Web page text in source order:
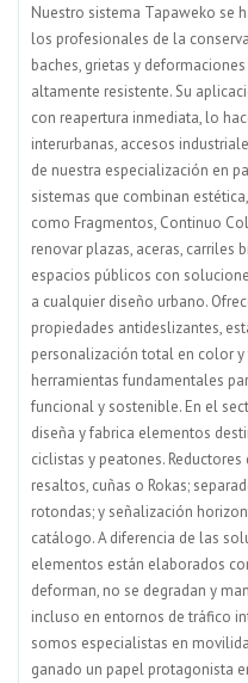
Nuestro sistema Tapaweko se
los profesionales de la
baches, grietas y
altamente resistente. Su
con reapertura inmediata, lo
interurbanas, accesos
de nuestra especialización en
sistemas que combinan
como Fragmentos, Continuo
renovar plazas, aceras, carriles
espacios públicos con
a cualquier diseño urbano.
propiedades antideslizantes,
personalización total en color
herramientas fundamentales
funcional y sostenible. En el
diseña y fabrica elementos
ciclistas y peatones.
resaltos, cuñas o Rokas;
rotondas; y señalización
catálogo. A diferencia de las
elementos están elaborados
deforman, no se degradan y
incluso en entornos de tráfico
somos especialistas en
ganado un papel protagonista